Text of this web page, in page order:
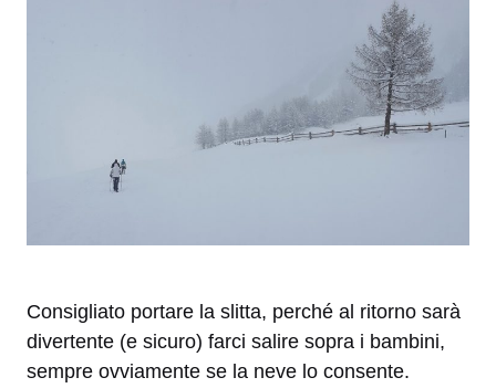
Consigliato portare la slitta, perché al ritorno sarà
divertente (e sicuro) farci salire sopra i bambini,
sempre ovviamente se la neve lo consente.